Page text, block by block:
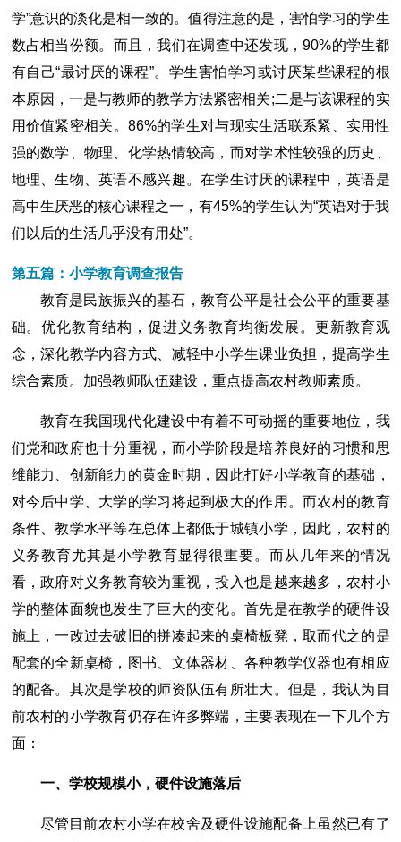
学”意识的淡化是相一致的。值得注意的是，害怕学习的学生
数占相当份额。而且，我们在调查中还发现，90%的学生都
有自己“最讨厌的课程”。学生害怕学习或讨厌某些课程的根
本原因，一是与教师的教学方法紧密相关;二是与该课程的实
用价值紧密相关。86%的学生对与现实生活联系紧、实用性
强的数学、物理、化学热情较高，而对学术性较强的历史、
地理、生物、英语不感兴趣。在学生讨厌的课程中，英语是
高中生厌恶的核心课程之一，有45%的学生认为“英语对于我
们以后的生活几乎没有用处”。
第五篇：小学教育调查报告
教育是民族振兴的基石，教育公平是社会公平的重要基
础。优化教育结构，促进义务教育均衡发展。更新教育观
念，深化教学内容方式、减轻中小学生课业负担，提高学生
综合素质。加强教师队伍建设，重点提高农村教师素质。
教育在我国现代化建设中有着不可动摇的重要地位，我
们党和政府也十分重视，而小学阶段是培养良好的习惯和思
维能力、创新能力的黄金时期，因此打好小学教育的基础，
对今后中学、大学的学习将起到极大的作用。而农村的教育
条件、教学水平等在总体上都低于城镇小学，因此，农村的
义务教育尤其是小学教育显得很重要。而从几年来的情况
看，政府对义务教育较为重视，投入也是越来越多，农村小
学的整体面貌也发生了巨大的变化。首先是在教学的硬件设
施上，一改过去破旧的拼凑起来的桌椅板凳，取而代之的是
配套的全新桌椅，图书、文体器材、各种教学仪器也有相应
的配备。其次是学校的师资队伍有所壮大。但是，我认为目
前农村的小学教育仍存在许多弊端，主要表现在一下几个方
面：
一、学校规模小，硬件设施落后
尽管目前农村小学在校舍及硬件设施配备上虽然已有了